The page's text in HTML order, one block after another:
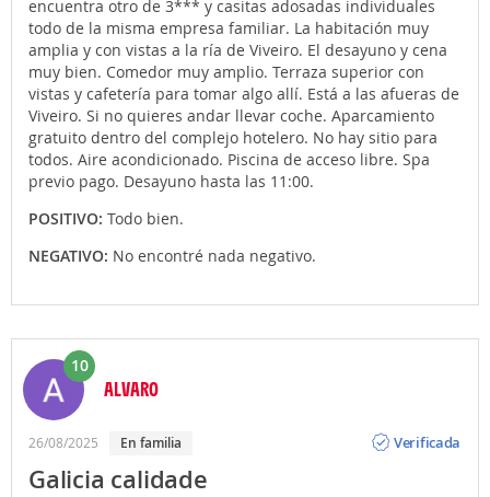
encuentra otro de 3*** y casitas adosadas individuales
todo de la misma empresa familiar. La habitación muy
amplia y con vistas a la ría de Viveiro. El desayuno y cena
muy bien. Comedor muy amplio. Terraza superior con
vistas y cafetería para tomar algo allí. Está a las afueras de
Viveiro. Si no quieres andar llevar coche. Aparcamiento
gratuito dentro del complejo hotelero. No hay sitio para
todos. Aire acondicionado. Piscina de acceso libre. Spa
previo pago. Desayuno hasta las 11:00.
POSITIVO: Todo bien.
NEGATIVO: No encontré nada negativo.
10
ALVARO
26/08/2025 en familia
Verificada
Galicia calidade